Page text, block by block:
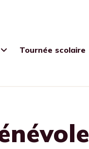
Tournée scolaire